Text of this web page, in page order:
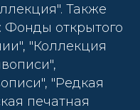
Также
Фонды открытого
"Коллекция
"Редкая
печатная